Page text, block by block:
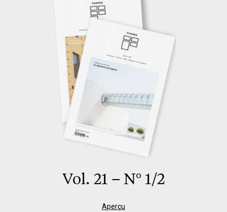
Vol. 21 – N° 1/2
Aperçu